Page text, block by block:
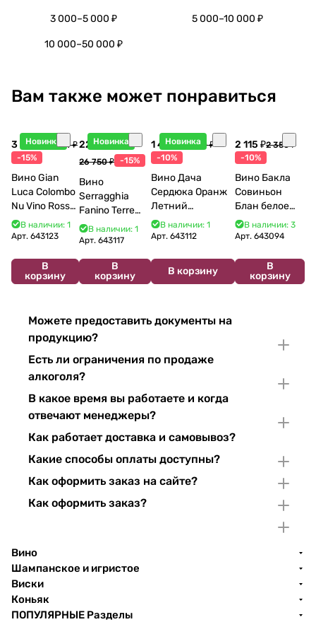
3 000–5 000 ₽ 5 000–10 000 ₽
10 000–50 000 ₽
Вам также может понравиться
Новинка
3 998 ₽4 704 ₽
-15%
Вино Gian
Luca Colombo
Nu Vino Rosso
2025 750 мл
В наличии: 1
Арт. 643123
В
корзину
Новинка
22 738 ₽
26 750 ₽ -15%
Вино
Serragghia
Fanino Terre
Siciliane IGP
2022 750 мл
В наличии: 1
Арт.643117
В
корзину
Новинка
1 440 ₽1 600 ₽
-10%
Вино Дача
Сердюка Оранж
Летний
Сибирьковый
2024 750 мл
В наличии: 1
Арт. 643112
В корзину
2 115 ₽2 350 ₽
-10%
Вино Бакла
Совиньон
Блан белое
сухое 750 мл
12%
В наличии: 3
Арт.643094
В
корзину
Можете предоставить документы на
продукцию?
Есть ли ограничения по продаже
алкоголя?
В какое время вы работаете и когда
отвечают менеджеры?
Как работает доставка и самовывоз?
Какие способы оплаты доступны?
Как оформить заказ на сайте?
Как оформить заказ?
Вино
Шампанское и игристое
Виски
Коньяк
ПОПУЛЯРНЫЕ Разделы